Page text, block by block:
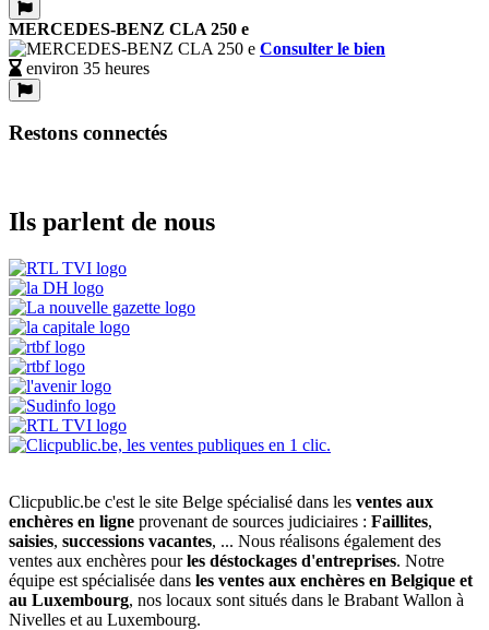
MERCEDES-BENZ CLA 250 e
Consulter le bien
environ 35 heures
Restons connectés
Ils parlent de nous
Clicpublic.be c'est le site Belge spécialisé dans les ventes aux
enchères en ligne provenant de sources judiciaires : Faillites,
saisies, successions vacantes, ... Nous réalisons également des
ventes aux enchères pourles déstockages d'entreprises. Notre
équipe est spécialisée dans les ventes aux enchères en Belgique et
au Luxembourg, nos locaux sont situés dans le Brabant Wallon à
Nivelles et au Luxembourg.